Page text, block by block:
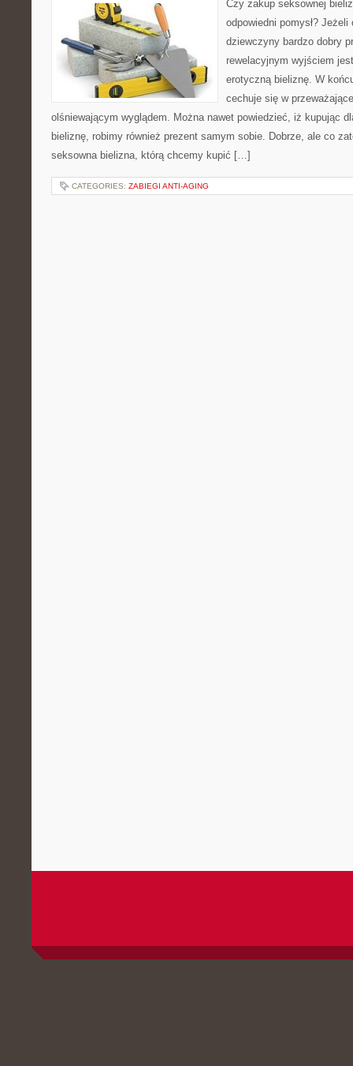
Czy zakup seksownej
odpowiedni pomysł? Jeżeli
dziewczyny bardzo dobry
rewelacyjnym wyjściem
erotyczną bieliznę. W
cechuje się w
olśniewającym wyglądem. Można nawet powiedzieć, iż kupując
bieliznę, robimy również prezent samym sobie. Dobrze, ale co
seksowna bielizna, którą chcemy kupić […]
CATEGORIES: ZABIEGI ANTI-AGING